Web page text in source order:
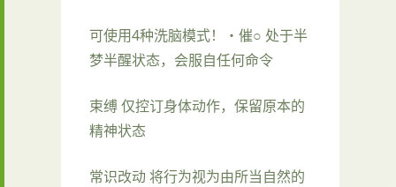
可使用4种洗脑模式！・催○ 处于半
梦半醒状态，会服自任何命令
束缚 仅控订身体动作，保留原本的
精神状态
常识改动 将行为视为由所当自然的